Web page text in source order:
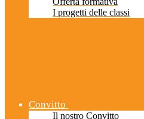
I progetti delle classi
Convitto
Il nostro Convitto